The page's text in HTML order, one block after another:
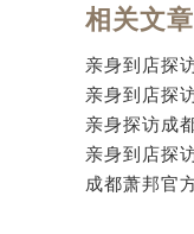
相关文章